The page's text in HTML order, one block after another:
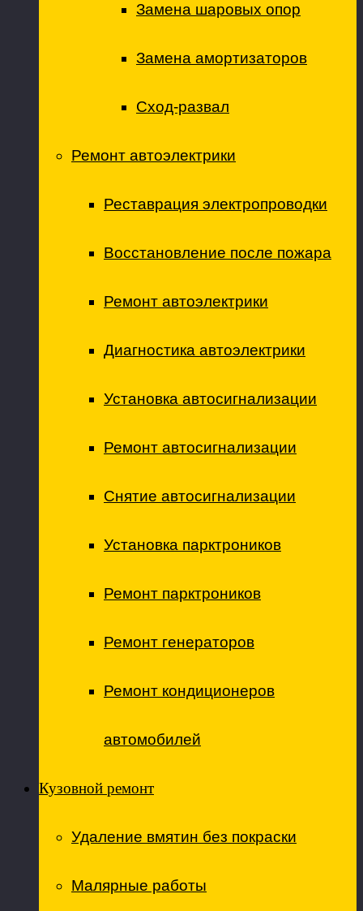
Замена шаровых опор
Замена амортизаторов
Сход-развал
Ремонт автоэлектрики
Реставрация электропроводки
Восстановление после пожара
Ремонт автоэлектрики
Диагностика автоэлектрики
Установка автосигнализации
Ремонт автосигнализации
Снятие автосигнализации
Установка парктроников
Ремонт парктроников
Ремонт генераторов
Ремонт кондиционеров
автомобилей
Кузовной ремонт
Удаление вмятин без покраски
Малярные работы